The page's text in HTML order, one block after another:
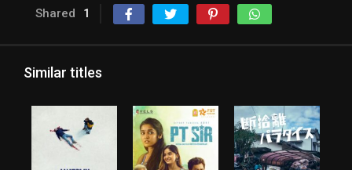
Shared 1
Similar titles